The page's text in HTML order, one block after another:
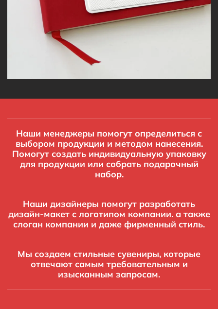
Наши менеджеры помогут определиться с
выбором продукции и методом нанесения.
Помогут создать индивидуальную упаковку
для продукции или собрать подарочный
набор.
Наши дизайнеры помогут разработать
дизайн-макет с логотипом компании. а также
слоган компании и даже фирменный стиль.
Мы создаем стильные сувениры, которые
отвечают самым требовательным и
изысканным запросам.